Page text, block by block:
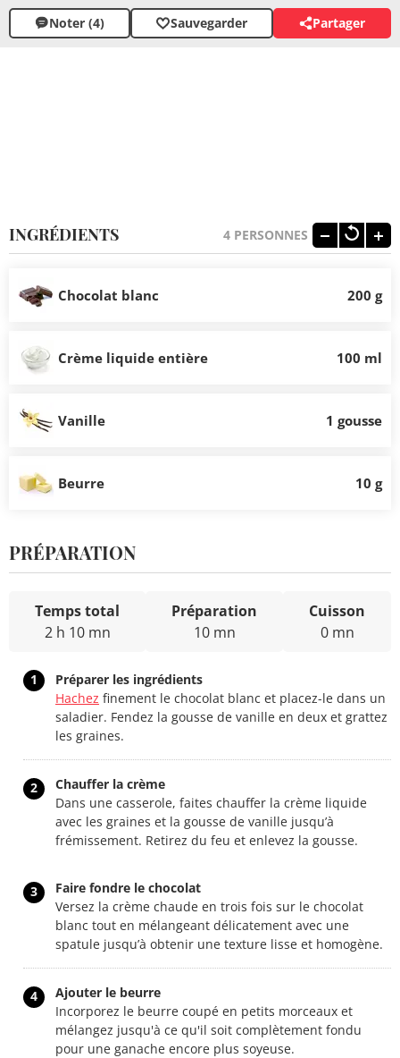
Noter (4) Sauvegarder Partager
INGRÉDIENTS 4 PERSONNES
Chocolat blanc 200 g
Crème liquide entière 100 ml
Vanille 1 gousse
Beurre 10 g
PRÉPARATION
Temps total
2 h 10 mn
Préparation
10 mn
Cuisson
0 mn
1
Préparer les ingrédients
Hachez finement le chocolat blanc et placez-le dans un
saladier. Fendez la gousse de vanille en deux et grattez
les graines.
2
Chauffer la crème
Dans une casserole, faites chauffer la crème liquide
avec les graines et la gousse de vanille jusqu’à
frémissement. Retirez du feu et enlevez la gousse.
3
Faire fondre le chocolat
Versez la crème chaude en trois fois sur le chocolat
blanc tout en mélangeant délicatement avec une
spatule jusqu’à obtenir une texture lisse et homogène.
4
Ajouter le beurre
Incorporez le beurre coupé en petits morceaux et
mélangez jusqu'à ce qu'il soit complètement fondu
pour une ganache encore plus soyeuse.